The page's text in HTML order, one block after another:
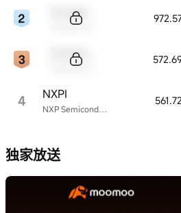
4 NXP Semiconductors
NXPI
独家放送